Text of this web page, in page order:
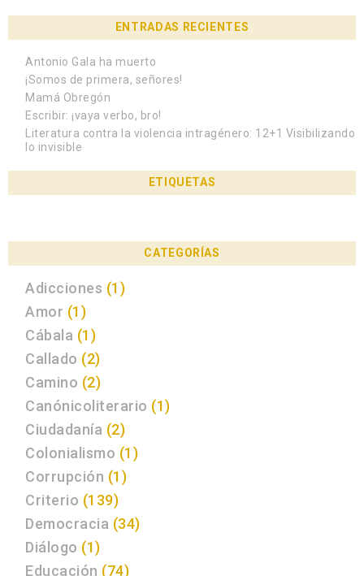
ENTRADAS RECIENTES
Antonio Gala ha muerto
¡Somos de primera, señores!
Mamá Obregón
Escribir: ¡vaya verbo, bro!
Literatura contra la violencia intragénero: 12+1 Visibilizando
lo invisible
ETIQUETAS
CATEGORÍAS
Adicciones (1)
Amor (1)
Cábala (1)
Callado (2)
Camino (2)
Canónicoliterario (1)
Ciudadanía (2)
Colonialismo (1)
Corrupción (1)
Criterio (139)
Democracia (34)
Diálogo (1)
Educación (74)